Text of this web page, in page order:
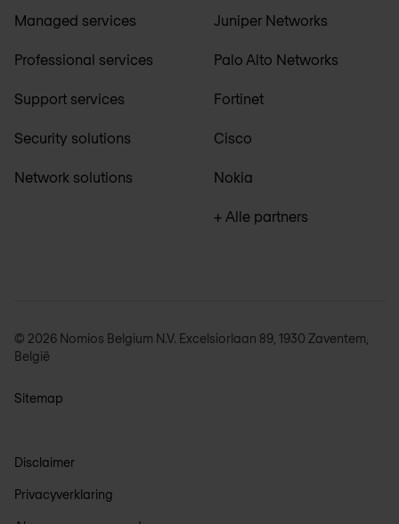
Managed services
Professional services
Support services
Security solutions
Network solutions
Juniper Networks
Palo Alto Networks
Fortinet
Cisco
Nokia
+ Alle partners
© 2026 Nomios Belgium N.V. Excelsiorlaan 89, 1930 Zaventem,
België
Sitemap
Disclaimer
Privacyverklaring